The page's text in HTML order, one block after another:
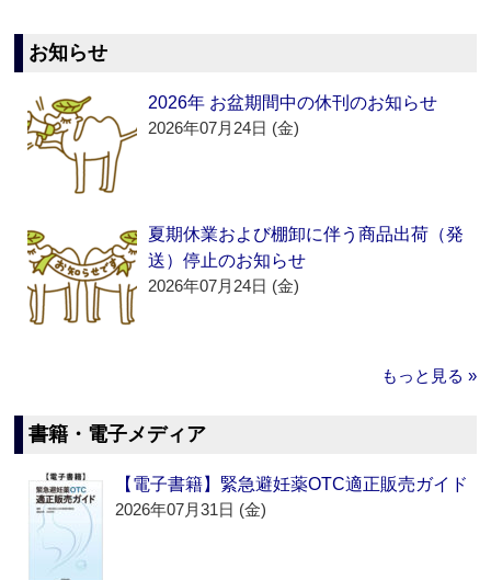
お知らせ
2026年 お盆期間中の休刊のお知らせ
2026年07月24日 (金)
夏期休業および棚卸に伴う商品出荷（発
送）停止のお知らせ
2026年07月24日 (金)
もっと見る »
書籍・電子メディア
【電子書籍】緊急避妊薬OTC適正販売ガイド
2026年07月31日 (金)